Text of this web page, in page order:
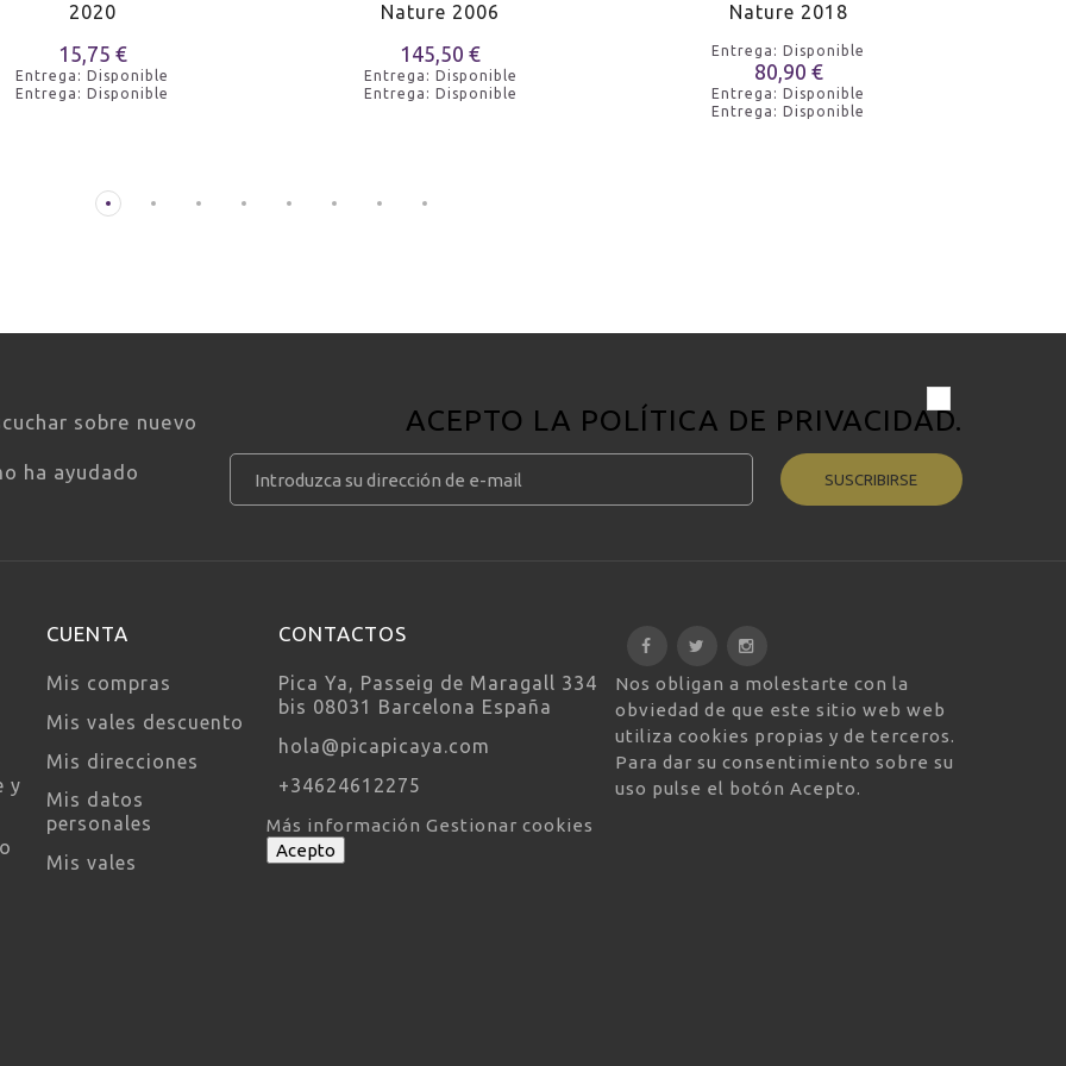
2020
15,75 €
Entrega: Disponible
Entrega: Disponible
Nature 2006
145,50 €
Entrega: Disponible
Entrega: Disponible
Nature 2018
Entrega: Disponible
80,90 €
Entrega: Disponible
Entrega: Disponible
sobre nuevo
ha ayudado
ACEPTO LA POLÍTICA DE PRIVACIDAD.
SUSCRIBIRSE
y
CUENTA
Mis compras
Mis vales descuento
Mis direcciones
Mis datos
personales
Mis vales
CONTACTOS
Pica Ya, Passeig de Maragall 334
bis 08031 Barcelona España
hola@picapicaya.com
+34624612275
Nos obligan a molestarte con la
obviedad de que este sitio web web
utiliza cookies propias y de terceros.
Para dar su consentimiento sobre su
uso pulse el botón Acepto.
Más información Gestionar cookies
Acepto